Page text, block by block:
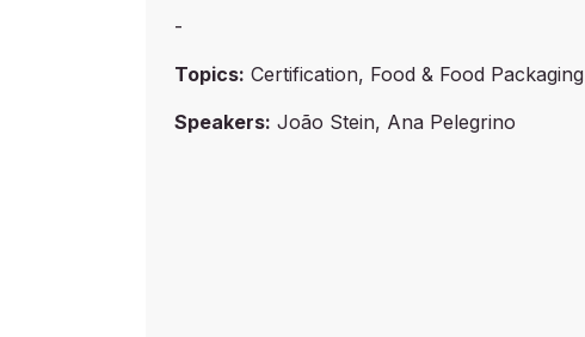
-
Topics: Certification, Food & Food Packaging
Speakers: João Stein, Ana Pelegrino